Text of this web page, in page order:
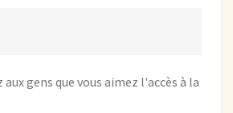
aux gens que vous aimez l'accès à la